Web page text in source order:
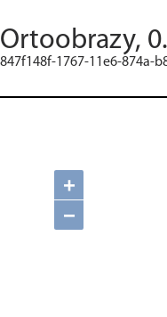
Ortoobrazy,
847f148f-1767-11e6-874a-
+
−